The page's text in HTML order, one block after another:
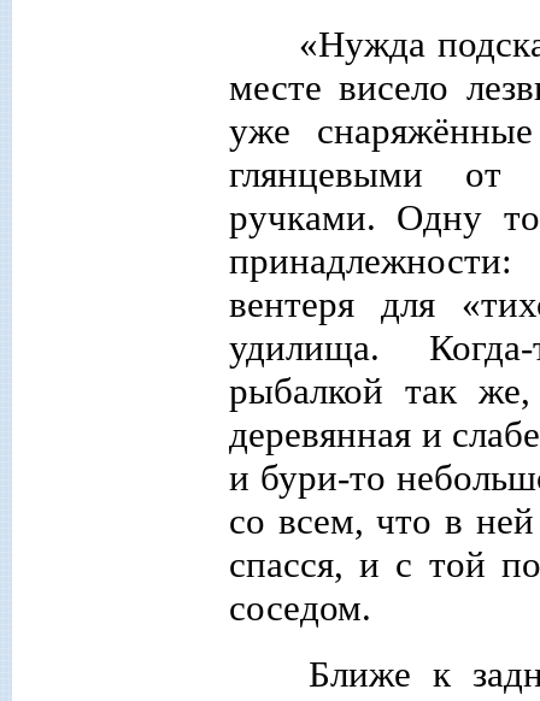
«Нужда
месте висело
уже
глянцевыми от
ручками. Одну
вентеря для
удилища.
рыбалкой так
деревянная и
и бури-то
со всем, что в
спасся, и с той
соседом.
Ближе к